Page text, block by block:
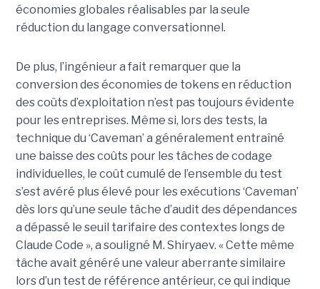
économies globales réalisables par la seule
réduction du langage conversationnel.
De plus, l’ingénieur a fait remarquer que la
conversion des économies de tokens en réduction
des coûts d’exploitation n’est pas toujours évidente
pour les entreprises. Même si, lors des tests, la
technique du ‘Caveman’ a généralement entraîné
une baisse des coûts pour les tâches de codage
individuelles, le coût cumulé de l’ensemble du test
s’est avéré plus élevé pour les exécutions ‘Caveman’
dès lors qu’une seule tâche d’audit des dépendances
a dépassé le seuil tarifaire des contextes longs de
Claude Code », a souligné M. Shiryaev. « Cette même
tâche avait généré une valeur aberrante similaire
lors d’un test de référence antérieur, ce qui indique